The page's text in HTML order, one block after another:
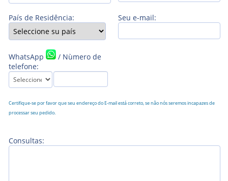
País de Residência: Seu e-mail:
WhatsApp
/ Nùmero de
telefone:
Certifique-se por favor que seu endereço do E-mail está correto, se não nós seremos incapazes de
processar seu pedido.
Consultas: